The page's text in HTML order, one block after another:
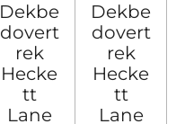
Dekbe
dovert
rek
Hecke
tt
Lane
Dekbe
dovert
rek
Hecke
tt
Lane